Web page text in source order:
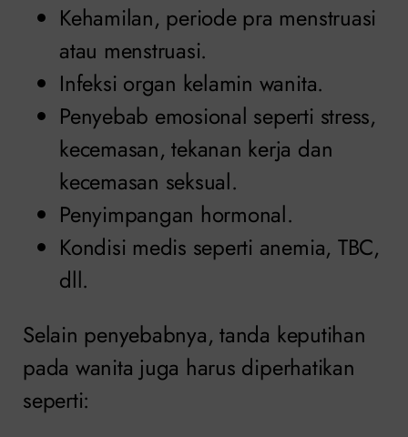
Kehamilan, periode pra menstruasi
atau menstruasi.
Infeksi organ kelamin wanita.
Penyebab emosional seperti stress,
kecemasan, tekanan kerja dan
kecemasan seksual.
Penyimpangan hormonal.
Kondisi medis seperti anemia, TBC,
dll.
Selain penyebabnya, tanda keputihan
pada wanita juga harus diperhatikan
seperti: